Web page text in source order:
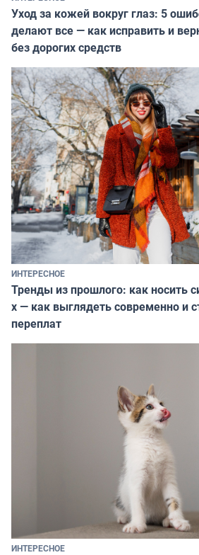
Уход за кожей вокруг глаз: 5
делают все — как исправить и
без дорогих средств
ИНТЕРЕСНОЕ
Тренды из прошлого: как носить
х — как выглядеть современно и
переплат
ИНТЕРЕСНОЕ